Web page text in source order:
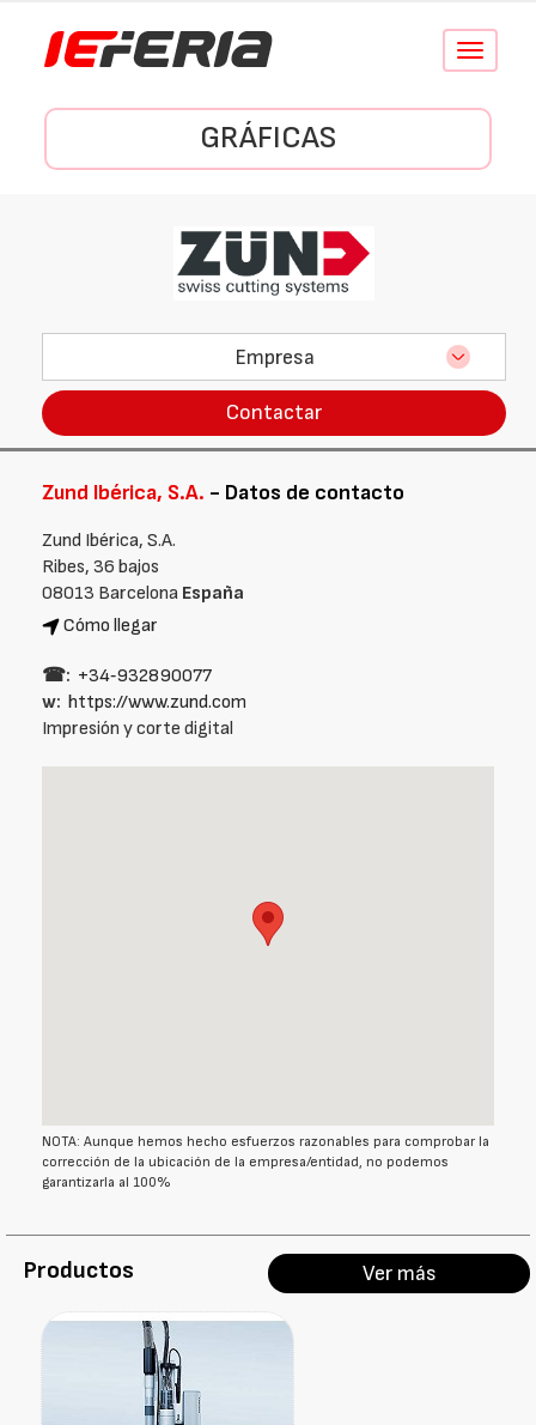
Conmutar
GRÁFICAS
Empresa
Contactar
Zund Ibérica, S.A. - Datos de contacto
Zund Ibérica, S.A.
Ribes, 36 bajos
08013 Barcelona España
Cómo llegar
☎: +34‑932890077
w: https://www.zund.com
Impresión y corte digital
NOTA: Aunque hemos hecho esfuerzos razonables para comprobar la
corrección de la ubicación de la empresa/entidad, no podemos
garantizarla al 100%
Productos Ver más